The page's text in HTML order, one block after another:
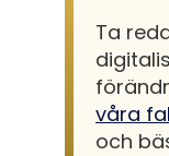
Ta
våra
och